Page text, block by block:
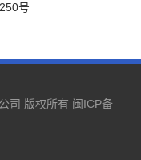
号
司 版权所有 闽ICP备